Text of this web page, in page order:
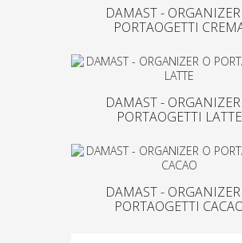
DAMAST -
PORTAOGETTI
DAMAST -
PORTAOGETTI LATTE
DAMAST -
PORTAOGETTI